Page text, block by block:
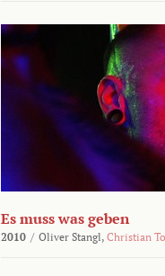
Es muss was geben
2010 / Oliver Stangl, Christian